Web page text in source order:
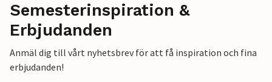
Semesterinspiration &
Erbjudanden
Anmäl dig till vårt nyhetsbrev för att få inspiration och fina
erbjudanden!